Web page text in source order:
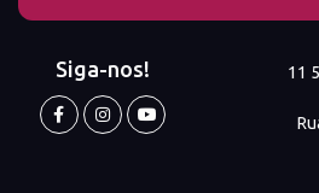
Siga-nos!
11